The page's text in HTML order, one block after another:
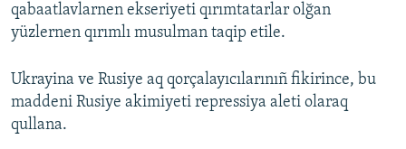
qabaatlavlarnen ekseriyeti qırımtatarlar olğan
yüzlernen qırımlı musulman taqip etile.
Ukrayina ve Rusiye aq qorçalayıcılarınıñ fikirince, bu
maddeni Rusiye akimiyeti repressiya aleti olaraq
qullana.